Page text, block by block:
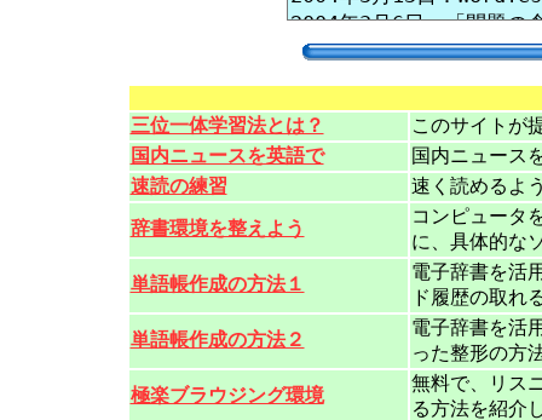
三位一体学習法とは？
このサイトが
国内ニュースを英語で
国内ニュース
速読の練習
速く読めるよ
辞書環境を整えよう
コンピュータ
に、具体的な
単語帳作成の方法１
電子辞書を活
ド履歴の取れ
単語帳作成の方法２
電子辞書を活
った整形の方
極楽ブラウジング環境
無料で、リス
る方法を紹介